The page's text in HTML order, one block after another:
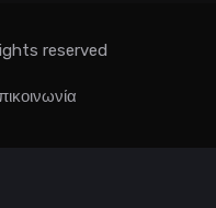
reserved